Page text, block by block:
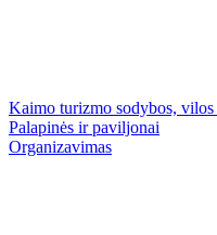
Kaimo turizmo sodybos, vilos
Palapinės ir paviljonai
Organizavimas